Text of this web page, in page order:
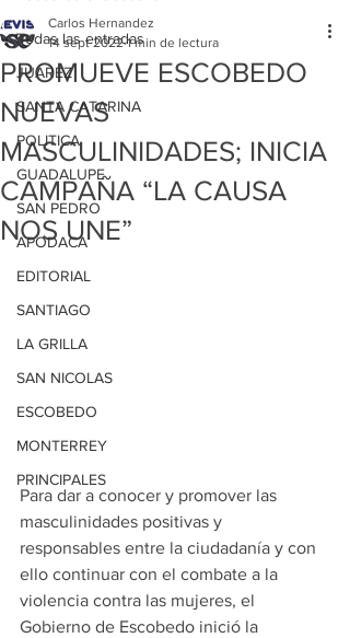
Todas las entradas
JUAREZ
SANTA CATARINA
POLITICA
GUADALUPE
SAN PEDRO
APODACA
EDITORIAL
SANTIAGO
LA GRILLA
SAN NICOLAS
ESCOBEDO
MONTERREY
PRINCIPALES
PROMUEVE ESCOBEDO
NUEVAS
MASCULINIDADES; INICIA
CAMPAÑA “LA CAUSA
NOS UNE”
Carlos Hernandez
14 sept 2022 1 min de lectura
Para dar a conocer y promover las
masculinidades positivas y
responsables entre la ciudadanía y con
ello continuar con el combate a la
violencia contra las mujeres, el
Gobierno de Escobedo inició la